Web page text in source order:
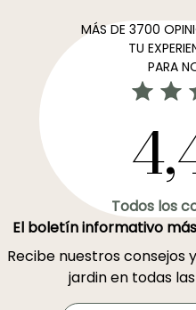
MÁS DE 3700
TU
PARA
Todos los
El boletín informativo
Recibe nuestros
jardin en todas